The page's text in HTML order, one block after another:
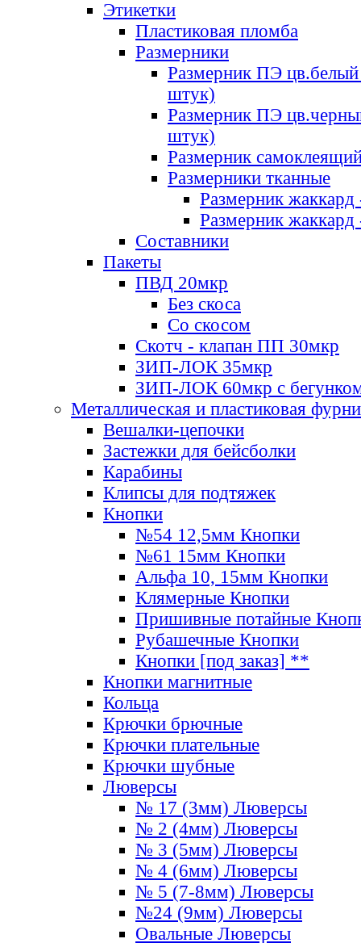
Этикетки
Пластиковая пломба
Размерники
Размерник ПЭ цв.белый
штук)
Размерник ПЭ
штук)
Размерник
Размерники тканные
Размерник
Размерник
Составники
Пакеты
ПВД 20мкр
Без скоса
Со скосом
Скотч - клапан ПП 30мкр
ЗИП-ЛОК 35мкр
ЗИП-ЛОК 60мкр с
Металлическая и пластиковая
Вешалки-цепочки
Застежки для бейсболки
Карабины
Клипсы для подтяжек
Кнопки
№54 12,5мм Кнопки
№61 15мм Кнопки
Альфа 10, 15мм Кнопки
Клямерные Кнопки
Пришивные потайные
Рубашечные Кнопки
Кнопки [под заказ] **
Кнопки магнитные
Кольца
Крючки брючные
Крючки плательные
Крючки шубные
Люверсы
№ 17 (3мм) Люверсы
№ 2 (4мм) Люверсы
№ 3 (5мм) Люверсы
№ 4 (6мм) Люверсы
№ 5 (7-8мм) Люверсы
№24 (9мм) Люверсы
Овальные Люверсы